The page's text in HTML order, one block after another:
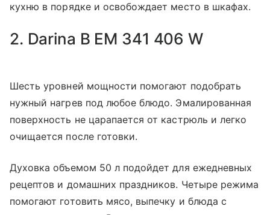
кухню в порядке и освобождает место в шкафах.
2. Darina B EM 341 406 W
Шесть уровней мощности помогают подобрать
нужный нагрев под любое блюдо. Эмалированная
поверхность не царапается от кастрюль и легко
очищается после готовки.
Духовка объемом 50 л подойдет для ежедневных
рецептов и домашних праздников. Четыре режима
помогают готовить мясо, выпечку и блюда с